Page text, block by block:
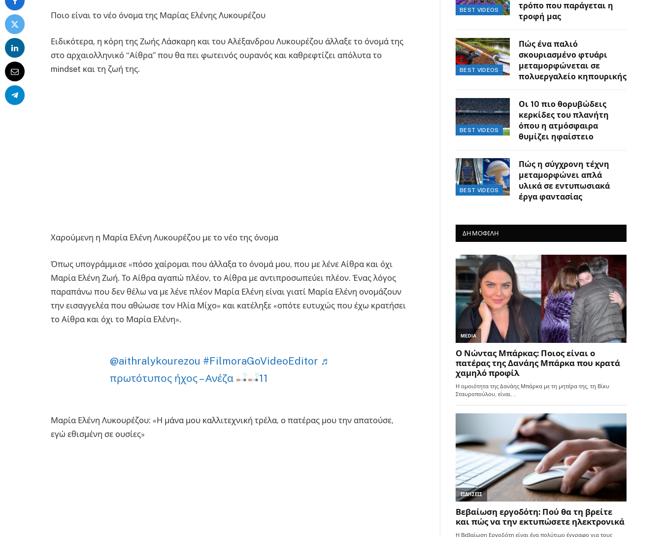
Ποιο είναι το νέο όνομα της Μαρίας Ελένης Λυκουρέζου
Ειδικότερα, η κόρη της Ζωής Λάσκαρη και του Αλέξανδρου Λυκουρέζου άλλαξε το όνομά της
στο αρχαιολληνικό “Αίθρα” που θα πει φωτεινός ουρανός και καθρεφτίζει απόλυτα το
mindset και τη ζωή της.
Χαρούμενη η Μαρία Ελένη Λυκουρέζου με το νέο της όνομα
Όπως υπογράμμισε «πόσο χαίρομαι που άλλαξα το όνομά μου, που με λένε Αίθρα και όχι
Μαρία Ελένη Ζωή. Το Αίθρα αγαπώ πλέον, το Αίθρα με αντιπροσωπεύει πλέον. Ένας λόγος
παραπάνω που δεν θέλω να με λένε πλέον Μαρία Ελένη είναι γιατί Μαρία Ελένη ονομάζουν
την εισαγγελέα που αθώωσε τον Ηλία Μίχο» και κατέληξε «οπότε ευτυχώς που έχω κρατήσει
το Αίθρα και όχι το Μαρία Ελένη».
@aithralykourezou #FilmoraGoVideoEditor ♬
πρωτότυπος ήχος – Ανέζα
11
Μαρία Ελένη Λυκουρέζου: «Η μάνα μου καλλιτεχνική τρέλα, ο πατέρας μου την απατούσε,
εγώ εθισμένη σε ουσίες»
BEST VIDEOS
τρόπο που παράγεται η
τροφή μας
BEST VIDEOS
Πώς ένα παλιό
σκουριασμένο φτυάρι
μεταμορφώνεται σε
πολυεργαλείο κηπουρικής
BEST VIDEOS
Οι 10 πιο θορυβώδεις
κερκίδες του πλανήτη
όπου η ατμόσφαιρα
θυμίζει ηφαίστειο
BEST VIDEOS
Πώς η σύγχρονη τέχνη
μεταμορφώνει απλά
υλικά σε εντυπωσιακά
έργα φαντασίας
ΔΗΜΟΦΙΛΗ